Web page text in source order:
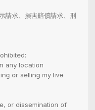
請求、損害賠償請求、刑
any location
or selling my live
or dissemination of